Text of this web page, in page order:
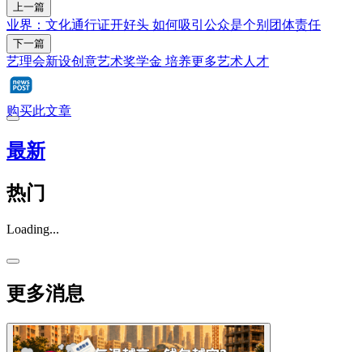
上一篇
业界：文化通行证开好头 如何吸引公众是个别团体责任
下一篇
艺理会新设创意艺术奖学金 培养更多艺术人才
购买此文章
最新
热门
Loading...
更多消息